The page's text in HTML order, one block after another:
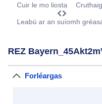
Cuir le mo liosta
Leabú ar an suíomh
REZ
Forléargas